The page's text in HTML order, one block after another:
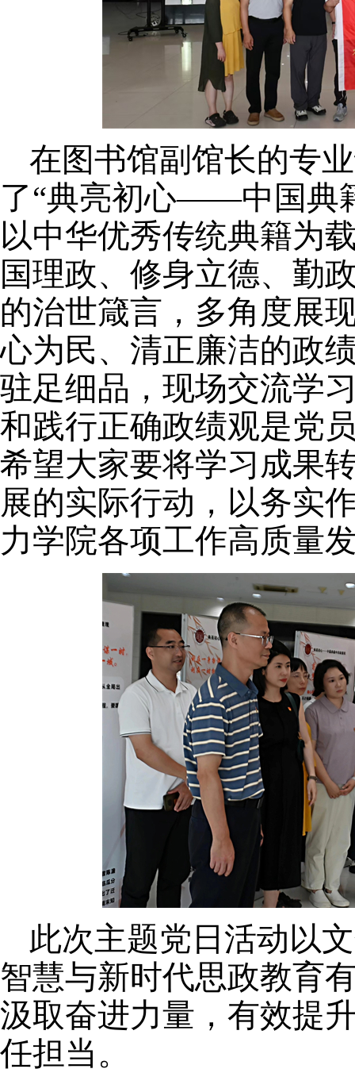
在图书馆副馆长的专
了“典亮初心——中国典
以中华优秀传统典籍为
国理政、修身立德、勤
的治世箴言 ， 多角度展
心为民、清正廉洁的政
驻足细品，现场交流学
和践行正确政绩观是党
希望大家要将学习成果
展的实际行动，以务实
力学院各项工作高质量
此次主题党日活动以
智慧与新时代思政教育
汲取奋进力量，有效提
任担当。